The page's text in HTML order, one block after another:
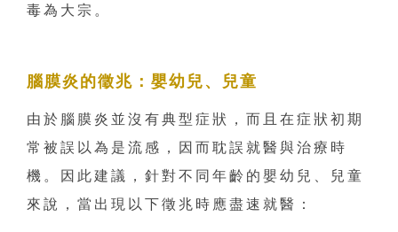
毒為大宗。
腦膜炎的徵兆：嬰幼兒、兒童
由於腦膜炎並沒有典型症狀，而且在症狀初期
常被誤以為是流感，因而耽誤就醫與治療時
機。因此建議，針對不同年齡的嬰幼兒、兒童
來說，當出現以下徵兆時應盡速就醫：